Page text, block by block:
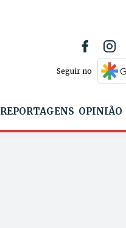
Seguir no
REPORTAGENS OPINIÃO